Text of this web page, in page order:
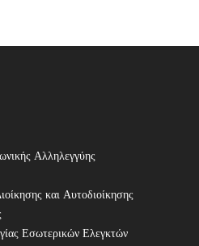
Αλληλεγγύης
και Αυτοδιοίκησης
Εσωτερικών Ελεγκτών